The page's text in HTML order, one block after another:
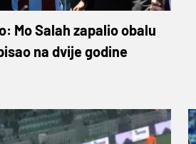
Mo Salah zapalio obalu
na dvije godine